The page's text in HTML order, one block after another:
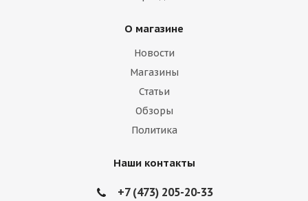
О магазине
Новости
Магазины
Статьи
Обзоры
Политика
Наши контакты
+7 (473) 205-20-33